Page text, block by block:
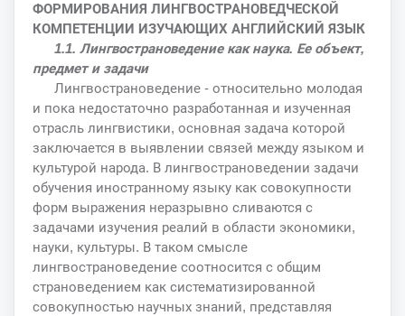
ФОРМИРОВАНИЯ ЛИНГВОСТРАНОВЕДЧЕСКОЙ
КОМПЕТЕНЦИИ ИЗУЧАЮЩИХ АНГЛИЙСКИЙ ЯЗЫК
1.1. Лингвострановедение как наука. Ее объект,
предмет и задачи
Лингвострановедение - относительно молодая
и пока недостаточно разработанная и изученная
отрасль лингвистики, основная задача которой
заключается в выявлении связей между языком и
культурой народа. В лингвострановедении задачи
обучения иностранному языку как совокупности
форм выражения неразрывно сливаются с
задачами изучения реалий в области экономики,
науки, культуры. В таком смысле
лингвострановедение соотносится с общим
страноведением как систематизированной
совокупностью научных знаний, представляя